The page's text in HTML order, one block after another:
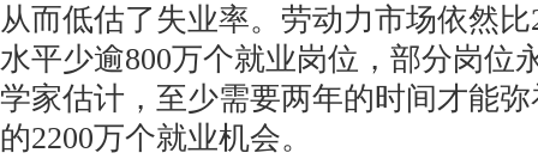
从而低估了失业率。劳动力市场依然比
水平少逾800万个就业岗位，部分岗位
学家估计，至少需要两年的时间才能
的2200万个就业机会。